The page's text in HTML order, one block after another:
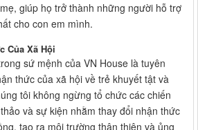
giúp họ trở thành những người hỗ trợ
cho con em mình.
Của Xã Hội
sứ mệnh của VN House là tuyên
thức của xã hội về trẻ khuyết tật và
tôi không ngừng tổ chức các chiến
và sự kiện nhằm thay đổi nhận thức
tạo ra môi trường thân thiện và ủng